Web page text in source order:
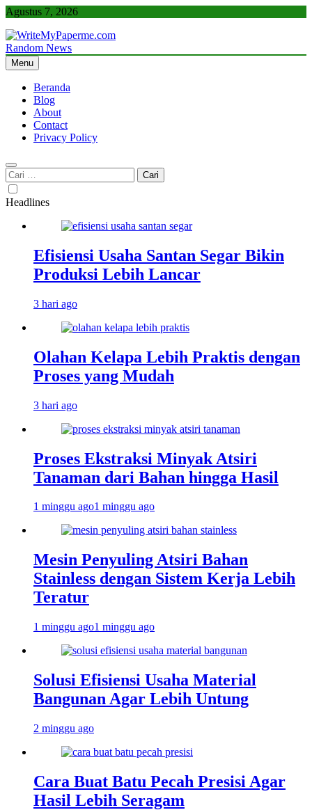
Skip
content
Agustus 7, 2026
WriteMyPaperme.com
Bisnis, Kuliner, Teknologi
Random News
Menu
Beranda
Blog
About
Contact
Privacy Policy
Cari
untuk:
Headlines
Efisiensi Usaha Santan Segar Bikin
Produksi Lebih Lancar
3 hari ago
Olahan Kelapa Lebih Praktis dengan
Proses yang Mudah
3 hari ago
Proses Ekstraksi Minyak Atsiri
Tanaman dari Bahan hingga Hasil
1 minggu ago1 minggu ago
Mesin Penyuling Atsiri Bahan
Stainless dengan Sistem Kerja Lebih
Teratur
1 minggu ago1 minggu ago
Solusi Efisiensi Usaha Material
Bangunan Agar Lebih Untung
2 minggu ago
Cara Buat Batu Pecah Presisi Agar
Hasil Lebih Seragam